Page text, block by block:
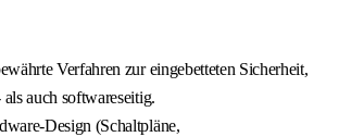
Verfahren zur eingebetteten Sicherheit,
auch softwareseitig.
Design (Schaltpläne,